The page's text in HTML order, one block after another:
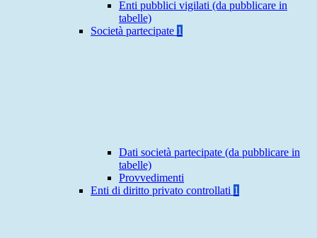
Enti pubblici vigilati (da pubblicare in
tabelle)
Società partecipate 1
Dati società partecipate (da pubblicare in
tabelle)
Provvedimenti
Enti di diritto privato controllati 1